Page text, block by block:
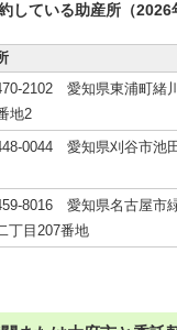
している助産所（2026
2102 愛知県東浦町緒
地2
0044 愛知県刈谷市池
8016 愛知県名古屋市
丁目207番地